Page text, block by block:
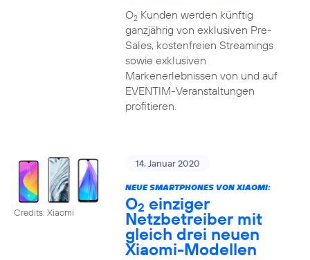
O2Kunden werden künftig
ganzjährig von exklusiven Pre-
Sales, kostenfreien Streamings
sowie exklusiven
Markenerlebnissen von und auf
EVENTIM-Veranstaltungen
profitieren.
Credits: Xiaomi
14. Januar 2020
NEUE SMARTPHONES VON XIAOMI:
O2 einziger
Netzbetreiber mit
gleich drei neuen
Xiaomi-Modellen